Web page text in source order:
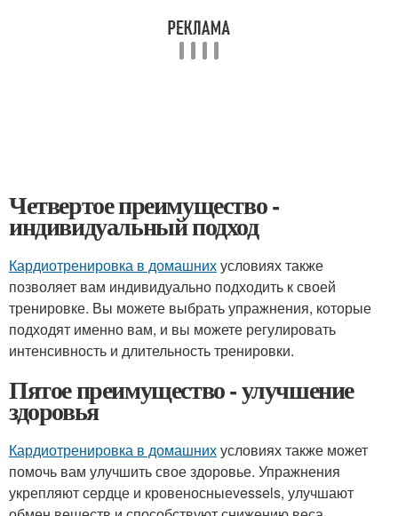
Четвертое преимущество -
индивидуальный подход
Кардиотренировка в домашнихусловиях также
позволяет вам индивидуально подходить к своей
тренировке. Вы можете выбрать упражнения, которые
подходят именно вам, и вы можете регулировать
интенсивность и длительность тренировки.
Пятое преимущество - улучшение
здоровья
Кардиотренировка в домашнихусловиях также может
помочь вам улучшить свое здоровье. Упражнения
укрепляют сердце и кровеносныеvessels, улучшают